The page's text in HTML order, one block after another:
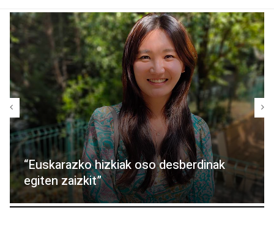
“Euskarazko hizkiak oso desberdinak
egiten zaizkit”